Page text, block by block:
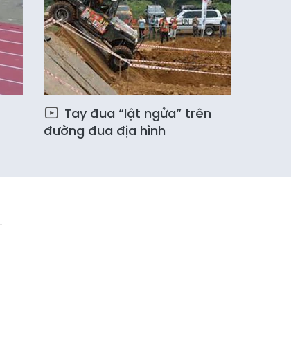
Tay đua “lật ngửa” trên
đường đua địa hình